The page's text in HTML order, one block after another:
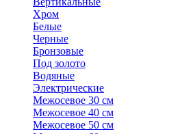
Хром
Белые
Черные
Бронзовые
Под золото
Водяные
Электрические
Межосевое 30 см
Межосевое 40 см
Межосевое 50 см